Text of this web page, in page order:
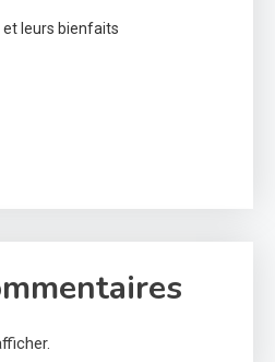
et leurs bienfaits